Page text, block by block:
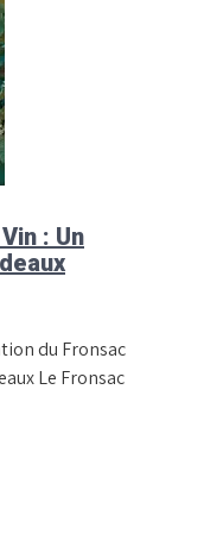
: Un
du Fronsac
Le Fronsac